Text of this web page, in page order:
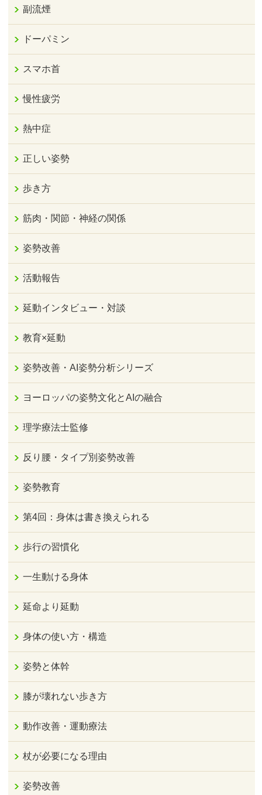
副流煙
ドーパミン
スマホ首
慢性疲労
熱中症
正しい姿勢
歩き方
筋肉・関節・神経の関係
姿勢改善
活動報告
延動インタビュー・対談
教育×延動
姿勢改善・AI姿勢分析シリーズ
ヨーロッパの姿勢文化とAIの融合
理学療法士監修
反り腰・タイプ別姿勢改善
姿勢教育
第4回：身体は書き換えられる
歩行の習慣化
一生動ける身体
延命より延動
身体の使い方・構造
姿勢と体幹
膝が壊れない歩き方
動作改善・運動療法
杖が必要になる理由
姿勢改善